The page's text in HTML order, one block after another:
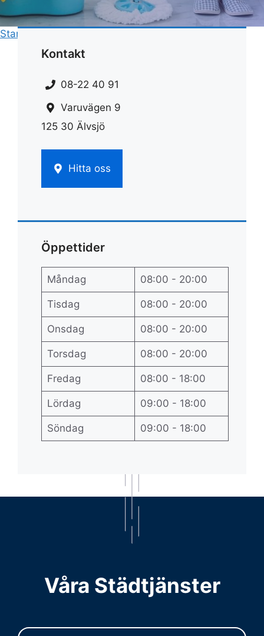
Start
Kontakt
08-22 40 91
Varuvägen 9
125 30 Älvsjö
Hitta oss
Öppettider
Måndag 08:00 - 20:00
Tisdag 08:00 - 20:00
Onsdag 08:00 - 20:00
Torsdag 08:00 - 20:00
Fredag 08:00 - 18:00
Lördag 09:00 - 18:00
Söndag 09:00 - 18:00
Våra Städtjänster